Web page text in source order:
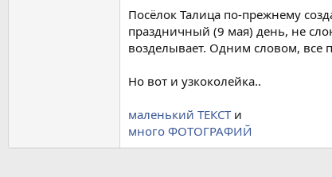
Посёлок Талица по-прежнему
праздничный (9 мая) день, не
возделывает. Одним словом, все
Но вот и узкоколейка..
маленький ТЕКСТи
много ФОТОГРАФИЙ